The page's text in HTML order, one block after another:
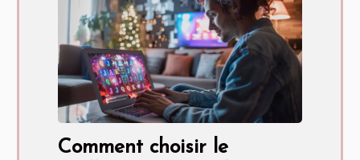
Comment choisir le